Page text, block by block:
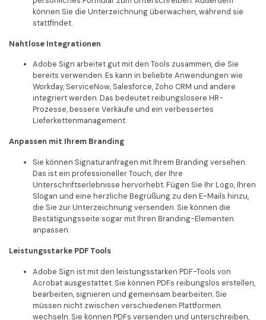
können Sie die Unterzeichnung überwachen, während sie
stattfindet.
Nahtlose Integrationen
Adobe Sign arbeitet gut mit den Tools zusammen, die Sie
bereits verwenden. Es kann in beliebte Anwendungen wie
Workday, ServiceNow, Salesforce, Zoho CRM und andere
integriert werden. Das bedeutet reibungslosere HR-
Prozesse, bessere Verkäufe und ein verbessertes
Lieferkettenmanagement.
Anpassen mit Ihrem Branding
Sie können Signaturanfragen mit Ihrem Branding versehen.
Das ist ein professioneller Touch, der Ihre
Unterschriftserlebnisse hervorhebt. Fügen Sie Ihr Logo, Ihren
Slogan und eine herzliche Begrüßung zu den E-Mails hinzu,
die Sie zur Unterzeichnung versenden. Sie können die
Bestätigungsseite sogar mit Ihren Branding-Elementen
anpassen.
Leistungsstarke PDF Tools
Adobe Sign ist mit den leistungsstarken PDF-Tools von
Acrobat ausgestattet. Sie können PDFs reibungslos erstellen,
bearbeiten, signieren und gemeinsam bearbeiten. Sie
müssen nicht zwischen verschiedenen Plattformen
wechseln. Sie können PDFs versenden und unterschreiben,